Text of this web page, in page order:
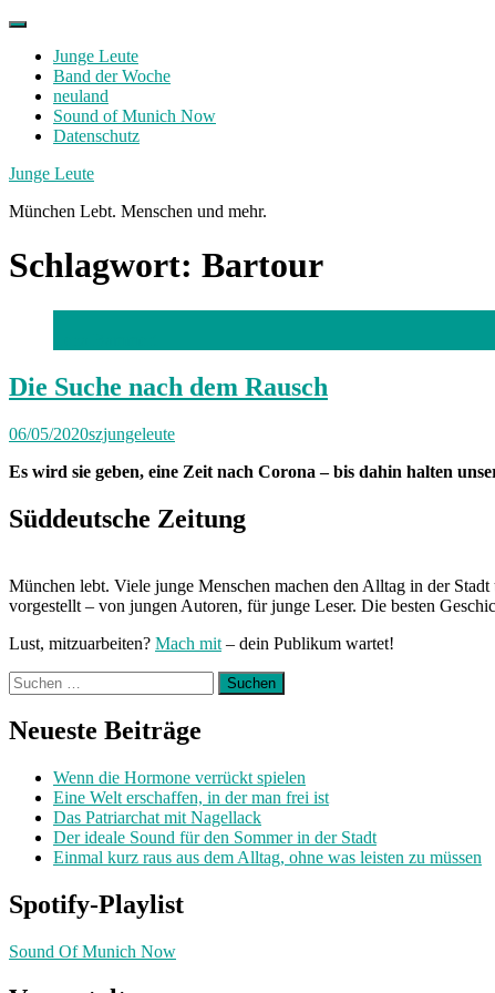
Skip
contentJunge Leute
Band der Woche
neuland
Sound of Munich Now
Datenschutz
Facebook
Twitter
Instagram
Junge Leute
München Lebt. Menschen und mehr.
Schlagwort: Bartour
Die Suche nach dem Rausch
06/05/2020szjungeleute
Es wird sie geben, eine Zeit nach Corona – bis dahin halten
Süddeutsche Zeitung
München lebt. Viele junge Menschen machen den Alltag in der
vorgestellt – von jungen Autoren, für junge Leser. Die besten
Lust, mitzuarbeiten? Mach mit – dein Publikum wartet!
Suchen
nach:
Neueste Beiträge
Wenn die Hormone verrückt spielen
Eine Welt erschaffen, in der man frei ist
Das Patriarchat mit Nagellack
Der ideale Sound für den Sommer in der Stadt
Einmal kurz raus aus dem Alltag, ohne was leisten zu müssen
Spotify-Playlist
Sound Of Munich Now